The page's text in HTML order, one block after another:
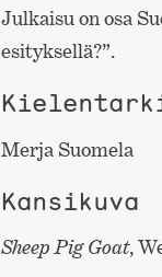
Julkaisu on osa
esityksellä?”.
Merja Suomela
Kansikuva
Sheep Pig Goat,